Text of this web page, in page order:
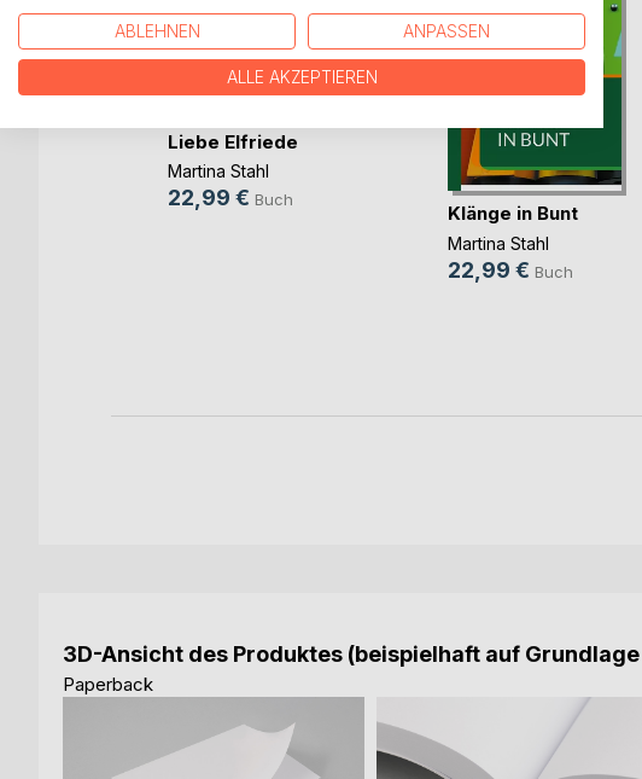
Liebe Elfriede
Martina Stahl
22,99 € Buch
Klänge in Bunt
Martina Stahl
22,99 € Buch
3D-Ansicht des Produktes (beispielhaft auf
Paperback
ABLEHNEN ANPASSEN
ALLE AKZEPTIEREN